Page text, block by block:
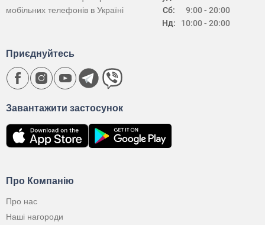
Сб:
Нд:
9:00 - 20:00
10:00 - 20:00
мобільних телефонів в Україні
Про Компанію
Про нас
Наші нагороди
Завантажити застосунок
Приєднуйтесь